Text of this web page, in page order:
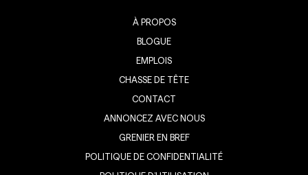
À PROPOS
BLOGUE
EMPLOIS
CHASSE DE TÊTE
CONTACT
ANNONCEZ AVEC NOUS
GRENIER EN BREF
POLITIQUE DE CONFIDENTIALITÉ